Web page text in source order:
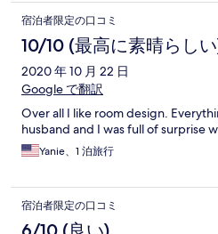
宿泊者限定の口コミ
10/10 (最高に素晴らし
2020 年 10 月 22 日
Google で翻訳
Over all I like room design.
husband and I was full of surprise
Yanie、1 泊旅行
宿泊者限定の口コミ